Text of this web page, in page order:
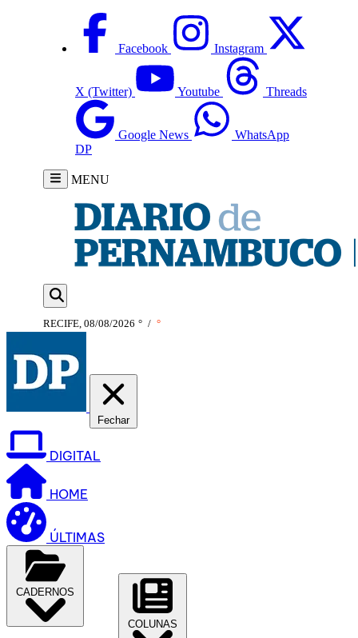
Facebook Instagram
X (Twitter) Youtube Threads
Google News
WhatsApp
DP
MENU
RECIFE, 08/08/2026 ° / °
Fechar
DIGITAL
HOME
ÚLTIMAS
CADERNOS
COLUNAS